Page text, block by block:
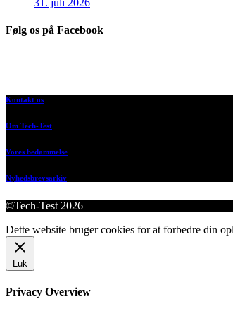
Følg os på Facebook
Kontakt os
Om Tech-Test
Vores bedømmelse
Nyhedsbrevsarkiv
©Tech-Test 2026
Dette website bruger cookies for at forbedre din
Luk
Privacy Overview